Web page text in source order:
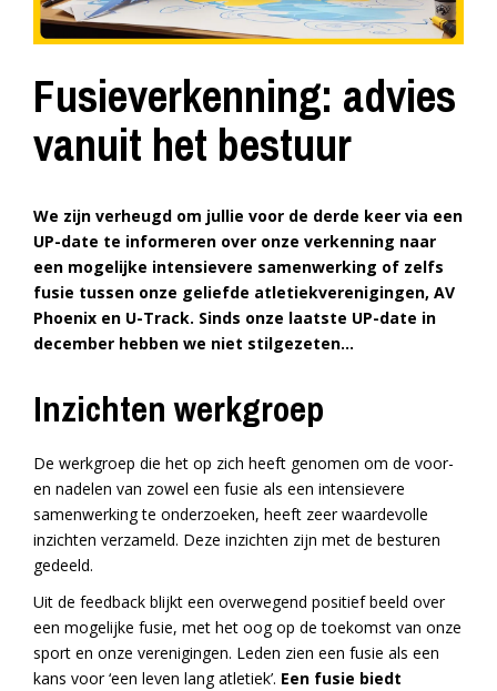
Fusieverkenning: advies
vanuit het bestuur
We zijn verheugd om jullie voor de derde keer via een
UP-date te informeren over onze verkenning naar
een mogelijke intensievere samenwerking of zelfs
fusie tussen onze geliefde atletiekverenigingen, AV
Phoenix en U-Track. Sinds onze laatste UP-date in
december hebben we niet stilgezeten…
Inzichten werkgroep
De werkgroep die het op zich heeft genomen om de voor-
en nadelen van zowel een fusie als een intensievere
samenwerking te onderzoeken, heeft zeer waardevolle
inzichten verzameld. Deze inzichten zijn met de besturen
gedeeld.
Uit de feedback blijkt een overwegend positief beeld over
een mogelijke fusie, met het oog op de toekomst van onze
sport en onze verenigingen. Leden zien een fusie als een
kans voor ‘een leven lang atletiek’. Een fusie biedt